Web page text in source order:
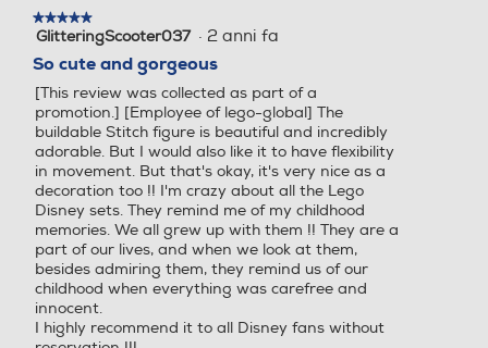
★★★★★
★★★★★
5
5
stelle.
GlitteringScooter037 · 2 anni fa
So cute and gorgeous
[This review was collected as part of a
promotion.] [Employee of lego-global] The
buildable Stitch figure is beautiful and incredibly
adorable. But I would also like it to have flexibility
in movement. But that's okay, it's very nice as a
decoration too !! I'm crazy about all the Lego
Disney sets. They remind me of my childhood
memories. We all grew up with them !! They are a
part of our lives, and when we look at them,
besides admiring them, they remind us of our
childhood when everything was carefree and
innocent.
I highly recommend it to all Disney fans without